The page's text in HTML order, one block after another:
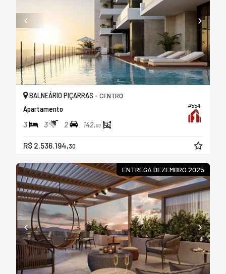
#554
BALNEÁRIO PIÇARRAS - CENTRO
Apartamento
3 3 2 142,00
R$ 2.536.194,30
ENTREGA DEZEMBRO 2025